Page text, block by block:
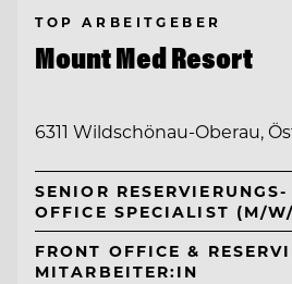
TOP ARBEITGEBER
Mount Med Resort
6311 Wildschönau-Oberau,
SENIOR
OFFICE SPECIALIST (M/
FRONT OFFICE &
MITARBEITER:IN